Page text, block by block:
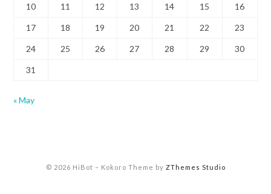
10 11 12 13 14 15 16
17 18 19 20 21 22 23
24 25 26 27 28 29 30
31
« May
© 2026 HiBot – Kokoro Theme by ZThemes Studio